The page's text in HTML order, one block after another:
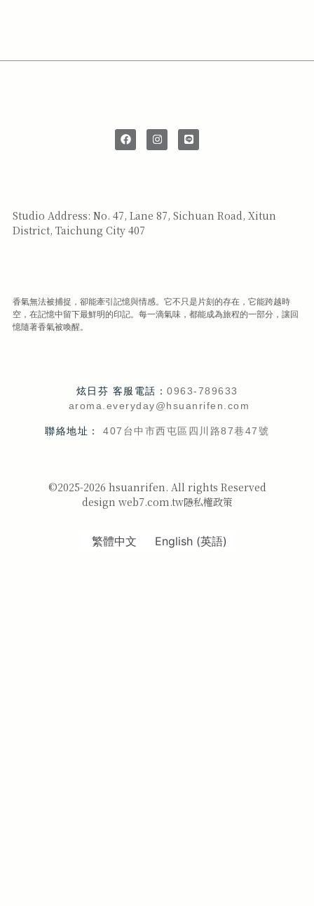
Studio Address: No. 47, Lane 87, Sichuan Road, Xitun
District, Taichung City 407
香氣無法被捕捉，卻能牽引記憶與情感。它不只是片刻的存在，它能跨越時
空，在記憶中留下最鮮明的印記。每一滴氣味，都能成為旅程的一部分，讓回
憶隨著香氣被喚醒。
炫日芬 客服電話： 0963-789633
aroma.everyday@hsuanrifen.com
聯絡地址： 407台中市西屯區四川路87巷47號
©2025-2026 hsuanrifen. All rights Reserved
design web7.com.tw隱私權政策
繁體中文 English(英語)